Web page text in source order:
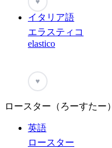
イタリア語
エラスティコ
elastico
♥
ロースター（ろーすたー）
英語
ロースター